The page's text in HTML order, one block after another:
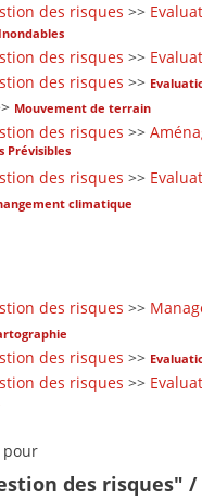
des risques >>
des risques >>
des risques >>
Mouvement de terrain
des risques >>
Prévisibles
des risques >>
climatique
des risques >>
des risques >>
des risques >>
pour
des risques"